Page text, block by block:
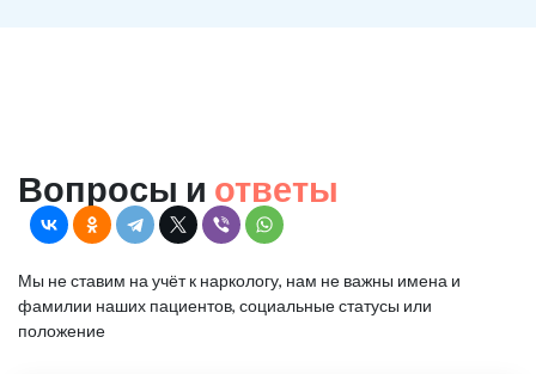
Вопросы и ответы
Мы не ставим на учёт к наркологу, нам не важны имена и
фамилии наших пациентов, социальные статусы или
положение